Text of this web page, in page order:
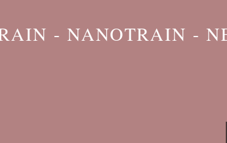
- NANOTRAIN -